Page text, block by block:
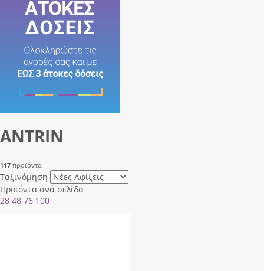
ANTRIN
117 προϊόντα
Ταξινόμηση
Προϊόντα ανά σελίδα
28 48 76 100